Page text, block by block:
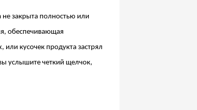
закрыта полностью или
обеспечивающая
кусочек продукта застрял
услышите четкий щелчок,